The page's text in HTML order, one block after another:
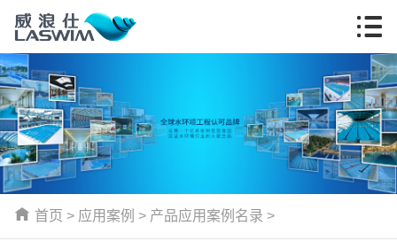
首页 > 应用案例 > 产品应用案例名录 >